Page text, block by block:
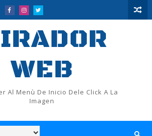
WEB
Al Menù De Inicio Dele Click A La
Imagen